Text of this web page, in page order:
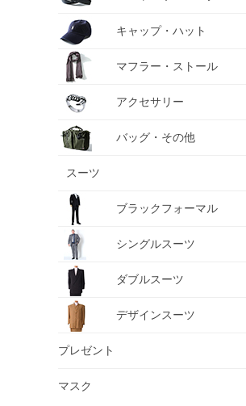
キャップ・ハット
マフラー・ストール
アクセサリー
バッグ・その他
スーツ
ブラックフォーマル
シングルスーツ
ダブルスーツ
デザインスーツ
プレゼント
マスク